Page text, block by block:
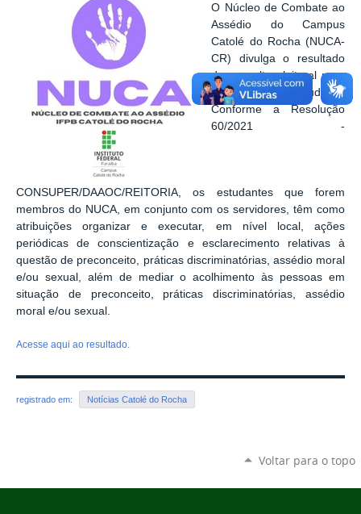
O Núcleo de Combate ao
Assédio do Campus
Catolé do Rocha (NUCA-
CR) divulga o resultado
da consulta eleitoral para
representante estudantil.
Conforme a Resolução
60/2021 -
CONSUPER/DAAOC/REITORIA,
os estudantes que forem
membros do NUCA, em conjunto com os servidores, têm como
atribuições organizar e executar, em nível local, ações
periódicas de conscientização e esclarecimento relativas à
questão de preconceito, práticas discriminatórias, assédio moral
e/ou sexual, além de mediar o acolhimento às pessoas em
situação de preconceito, práticas discriminatórias, assédio
moral e/ou sexual.
Acesse aqui ao resultado.
registrado em: Notícias Catolé do Rocha
Voltar para o topo